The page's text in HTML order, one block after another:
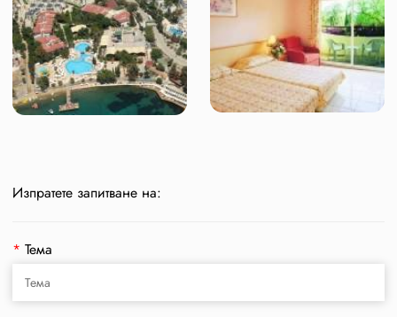
Изпратете запитване на:
* Тема